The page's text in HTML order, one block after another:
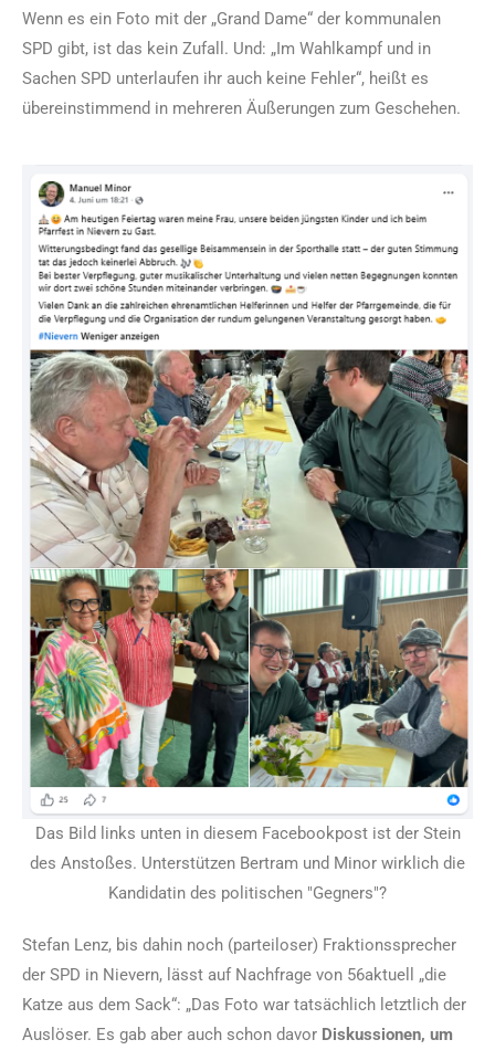
Wenn es ein Foto mit der „Grand Dame“ der kommunalen
SPD gibt, ist das kein Zufall. Und: „Im Wahlkampf und in
Sachen SPD unterlaufen ihr auch keine Fehler“, heißt es
übereinstimmend in mehreren Äußerungen zum Geschehen.
Das Bild links unten in diesem Facebookpost ist der Stein
des Anstoßes. Unterstützen Bertram und Minor wirklich die
Kandidatin des politischen "Gegners"?
Stefan Lenz, bis dahin noch (parteiloser) Fraktionssprecher
der SPD in Nievern, lässt auf Nachfrage von 56aktuell „die
Katze aus dem Sack“: „Das Foto war tatsächlich letztlich der
Auslöser. Es gab aber auch schon davor Diskussionen, um